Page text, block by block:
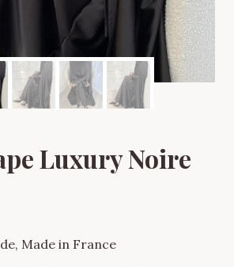
Luxury Noire
Made in France